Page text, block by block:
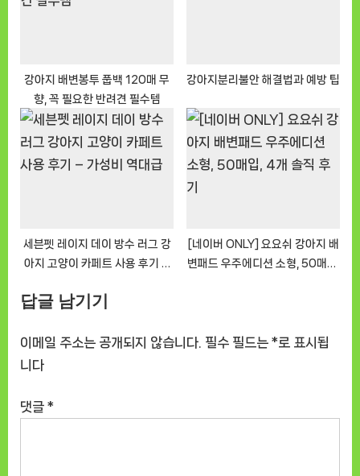
강아지 배변봉투 풉백 120매 무
향, 꼭 필요한 반려견 필수템
강아지분리불안 해결법과 예방 팁
세븐펫 레이지 데이 방수 러그 강
아지 고양이 카페트 사용 후기 –
[네이버 ONLY] 요요쉬 강아지 배
변패드 우주에디션 소형, 50매입,
답글 남기기
이메일 주소는 공개되지 않습니다. 필수 필드는 *로 표시됩
니다
댓글 *